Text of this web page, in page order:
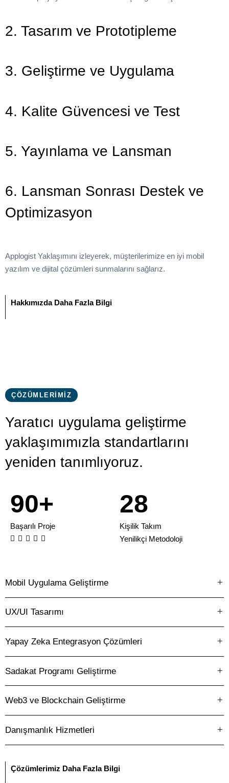
2. Tasarım ve Prototipleme
3. Geliştirme ve Uygulama
4. Kalite Güvencesi ve Test
5. Yayınlama ve Lansman
6. Lansman Sonrası Destek ve
Optimizasyon
Applogist Yaklaşımını izleyerek, müşterilerimize en iyi mobil
yazılım ve dijital çözümleri sunmalarını sağlarız.
Hakkımızda Daha Fazla Bilgi
ÇÖZÜMLERİMİZ
Yaratıcı uygulama geliştirme
yaklaşımımızla standartlarını
yeniden tanımlıyoruz.
1
2
5
6
7
8
90
1
3
4
5
6
7
8
9
+
Başarılı Proje
    
0
1
2
3
5
6
7
8
9
0
5
6
7
8
9
Kişilik Takım
Yenilikçi Metodoloji
Mobil Uygulama Geliştirme
UX/UI Tasarımı
Yapay Zeka Entegrasyon Çözümleri
Sadakat Programı Geliştirme
Web3 ve Blockchain Geliştirme
Danışmanlık Hizmetleri
Çözümlerimiz Daha Fazla Bilgi